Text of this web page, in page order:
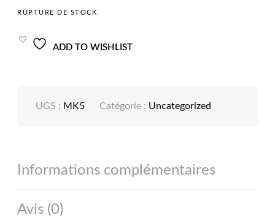
RUPTURE DE STOCK
ADD TO WISHLIST
UGS : MK5 Catégorie : Uncategorized
Informations complémentaires
Avis (0)